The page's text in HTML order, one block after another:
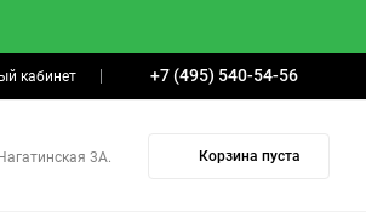
кабинет +7 (495) 540-54-56
3А.
Корзина пуста